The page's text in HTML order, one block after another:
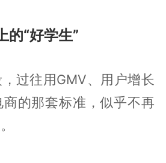
的“好学生”
过往用GMV、用户增长
的那套标准，似乎不再